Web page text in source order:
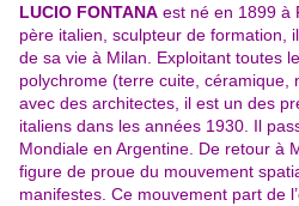
LUCIO FONTANA est né en 1899 à
père italien, sculpteur de formation,
de sa vie à Milan. Exploitant toutes
polychrome (terre cuite, céramique,
avec des architectes, il est un des
italiens dans les années 1930. Il
Mondiale en Argentine. De retour à
figure de proue du mouvement
manifestes. Ce mouvement part de